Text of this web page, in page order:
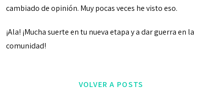
cambiado de opinión. Muy pocas veces he visto eso.
¡Ala! ¡Mucha suerte en tu nueva etapa y a dar guerra en la
comunidad!
VOLVER A POSTS